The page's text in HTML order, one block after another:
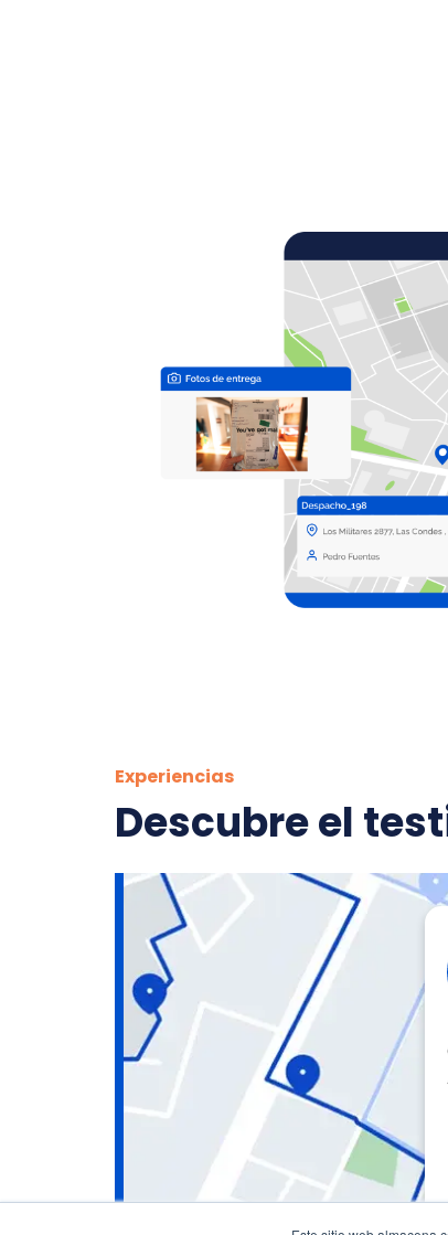
Experiencias
Descubre el